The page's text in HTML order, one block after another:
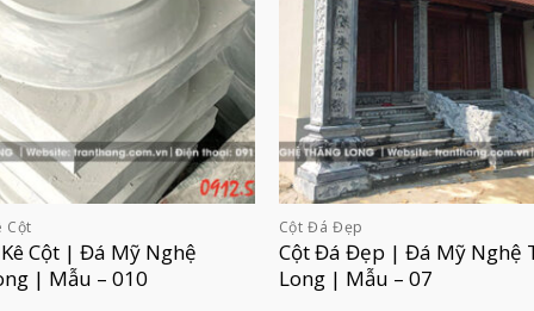
Cột
Cột | Đá Mỹ Nghệ
| Mẫu – 010
Cột Đá Đẹp
Cột Đá Đẹp | Đá Mỹ Nghệ
Long | Mẫu – 07